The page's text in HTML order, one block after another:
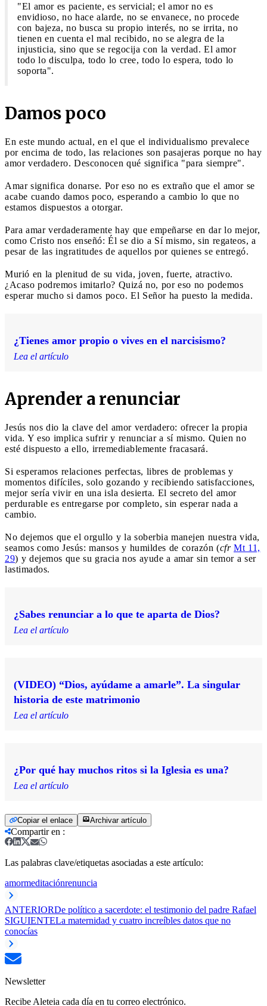
"El amor es paciente, es servicial; el amor no es
envidioso, no hace alarde, no se envanece, no procede
con bajeza, no busca su propio interés, no se irrita, no
tienen en cuenta el mal recibido, no se alegra de la
injusticia, sino que se regocija con la verdad. El amor
todo lo disculpa, todo lo cree, todo lo espera, todo lo
soporta".
Damos poco
En este mundo actual, en el que el individualismo prevalece
por encima de todo, las relaciones son pasajeras porque no hay
amor verdadero. Desconocen qué significa "para siempre".
Amar significa donarse. Por eso no es extraño que el amor se
acabe cuando damos poco, esperando a cambio lo que no
estamos dispuestos a otorgar.
Para amar verdaderamente hay que empeñarse en dar lo mejor,
como Cristo nos enseñó: Él se dio a Sí mismo, sin regateos, a
pesar de las ingratitudes de aquellos por quienes se entregó.
Murió en la plenitud de su vida, joven, fuerte, atractivo.
¿Acaso podremos imitarlo? Quizá no, por eso no podemos
esperar mucho si damos poco. El Señor ha puesto la medida.
¿Tienes amor propio o vives en el narcisismo?
Lea el artículo
Aprender a renunciar
Jesús nos dio la clave del amor verdadero: ofrecer la propia
vida. Y eso implica sufrir y renunciar a sí mismo. Quien no
esté dispuesto a ello, irremediablemente fracasará.
Si esperamos relaciones perfectas, libres de problemas y
momentos difíciles, solo gozando y recibiendo satisfacciones,
mejor sería vivir en una isla desierta. El secreto del amor
perdurable es entregarse por completo, sin esperar nada a
cambio.
No dejemos que el orgullo y la soberbia manejen nuestra vida,
seamos como Jesús: mansos y humildes de corazón (cfr Mt 11,
29) y dejemos que su gracia nos ayude a amar sin temor a ser
lastimados.
¿Sabes renunciar a lo que te aparta de Dios?
Lea el artículo
(VIDEO) “Dios, ayúdame a amarle”. La singular
historia de este matrimonio
Lea el artículo
¿Por qué hay muchos ritos si la Iglesia es una?
Lea el artículo
Copiar el enlace Archivar artículo
Compartir en :
Las palabras clave/etiquetas asociadas a este artículo:
amormeditaciónrenuncia
ANTERIORDe político a sacerdote: el testimonio del padre Rafael
SIGUIENTELa maternidad y cuatro increíbles datos que no
conocías
Newsletter
Recibe Aleteia cada día en tu correo electrónico.